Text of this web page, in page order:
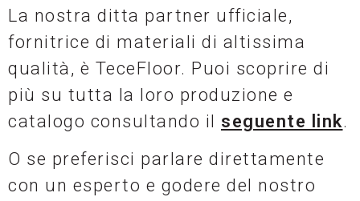
La nostra ditta partner ufficiale,
fornitrice di materiali di altissima
qualità, è TeceFloor. Puoi scoprire di
più su tutta la loro produzione e
catalogo consultando il seguente link.
O se preferisci parlare direttamente
con un esperto e godere del nostro